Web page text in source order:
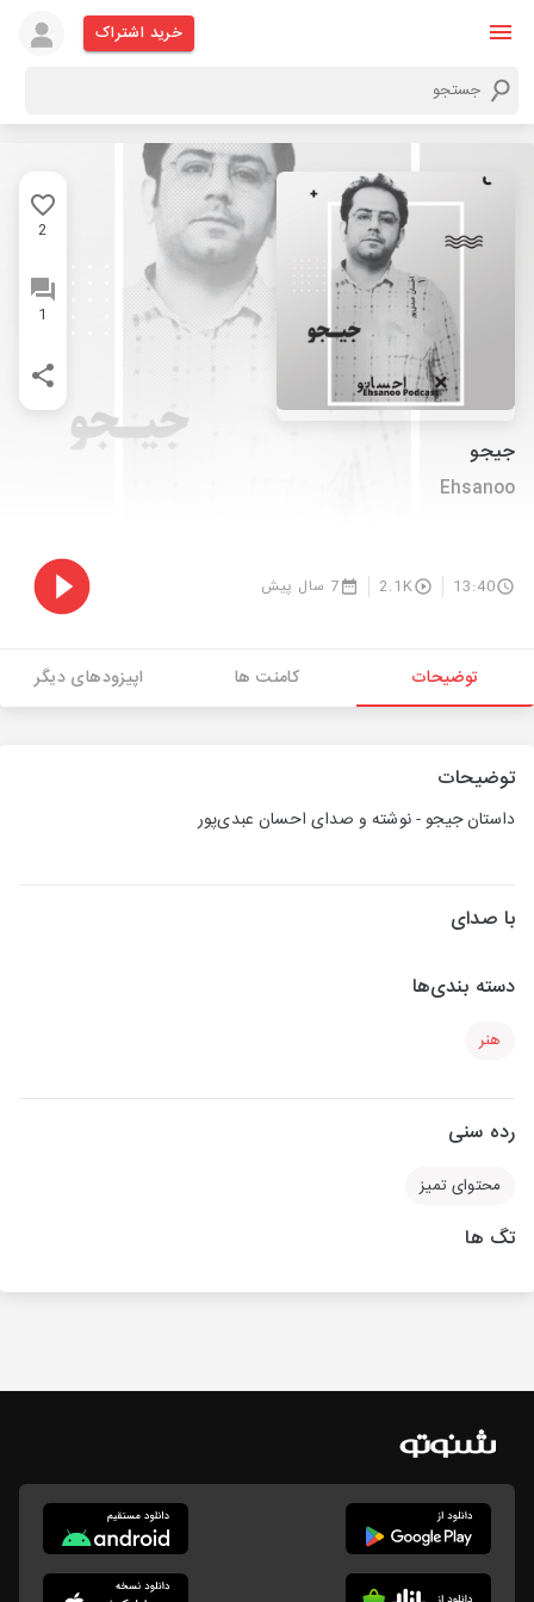
خرید اشتراک
2
1
جیجو
Ehsanoo
13:40
2.1K 7 سال پیش
توضیحات کامنت ها اپیزودهای دیگر
توضیحات
داستان جیجو - نوشته و صدای احسان عبدی‌پور
با صدای
دسته بندی‌ها
هنر
رده سنی
محتوای تمیز
تگ ها